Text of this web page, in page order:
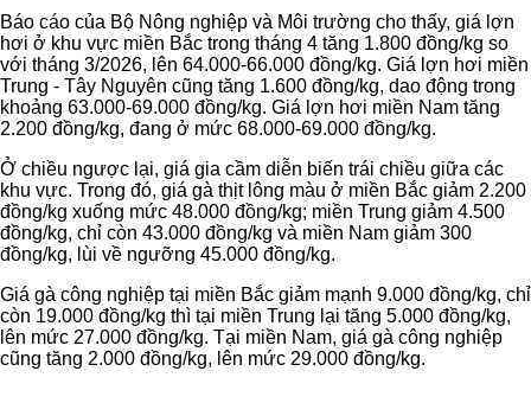
Báo cáo của Bộ Nông nghiệp và Môi trường cho thấy, giá lợn
hơi ở khu vực miền Bắc trong tháng 4 tăng 1.800 đồng/kg so
với tháng 3/2026, lên 64.000-66.000 đồng/kg. Giá lợn hơi miền
Trung - Tây Nguyên cũng tăng 1.600 đồng/kg, dao động trong
khoảng 63.000-69.000 đồng/kg. Giá lợn hơi miền Nam tăng
2.200 đồng/kg, đang ở mức 68.000-69.000 đồng/kg.
Ở chiều ngược lại, giá gia cầm diễn biến trái chiều giữa các
khu vực. Trong đó, giá gà thịt lông màu ở miền Bắc giảm 2.200
đồng/kg xuống mức 48.000 đồng/kg; miền Trung giảm 4.500
đồng/kg, chỉ còn 43.000 đồng/kg và miền Nam giảm 300
đồng/kg, lùi về ngưỡng 45.000 đồng/kg.
Giá gà công nghiệp tại miền Bắc giảm mạnh 9.000 đồng/kg, chỉ
còn 19.000 đồng/kg thì tại miền Trung lại tăng 5.000 đồng/kg,
lên mức 27.000 đồng/kg. Tại miền Nam, giá gà công nghiệp
cũng tăng 2.000 đồng/kg, lên mức 29.000 đồng/kg.